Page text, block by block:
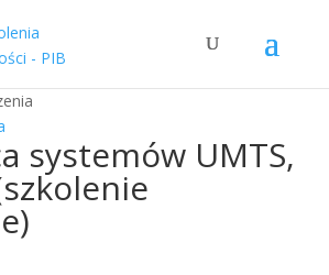
systemów UMTS,